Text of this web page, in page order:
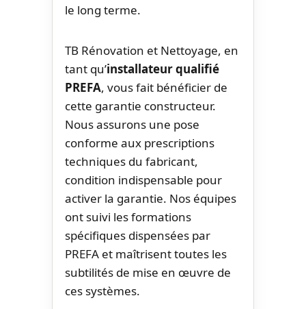
le long terme.
TB Rénovation et Nettoyage, en
tant qu’installateur qualifié
PREFA, vous fait bénéficier de
cette garantie constructeur.
Nous assurons une pose
conforme aux prescriptions
techniques du fabricant,
condition indispensable pour
activer la garantie. Nos équipes
ont suivi les formations
spécifiques dispensées par
PREFA et maîtrisent toutes les
subtilités de mise en œuvre de
ces systèmes.